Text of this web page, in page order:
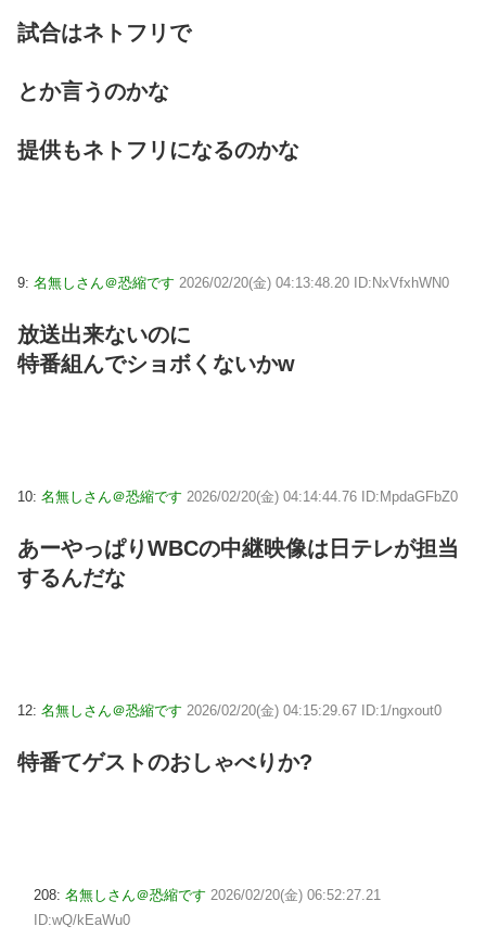
試合はネトフリで
とか言うのかな
提供もネトフリになるのかな
9: 名無しさん＠恐縮です 2026/02/20(金) 04:13:48.20 ID:NxVfxhWN0
放送出来ないのに
特番組んでショボくないかw
10: 名無しさん＠恐縮です 2026/02/20(金) 04:14:44.76 ID:MpdaGFbZ0
あーやっぱりWBCの中継映像は日テレが担当
するんだな
12: 名無しさん＠恐縮です 2026/02/20(金) 04:15:29.67 ID:1/ngxout0
特番てゲストのおしゃべりか?
208: 名無しさん＠恐縮です 2026/02/20(金) 06:52:27.21
ID:wQ/kEaWu0